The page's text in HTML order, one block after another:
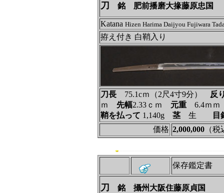
刀 銘 肥前播磨大掾藤原忠国
Katana Hizen Harima Daijyou Fujiwara
拵え付き 白鞘入り
刀長75.1cｍ（2尺4寸9分）
反
ｍ 先幅2.33ｃｍ 元重6.4ｍ
鞘を払って 1,140g 茎生
目
価格 2,000,000（税
保存鑑定書
刀 銘 攝州大阪住藤原貞国